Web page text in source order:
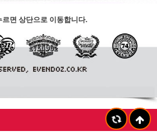
면 상단으로 이동합니다.